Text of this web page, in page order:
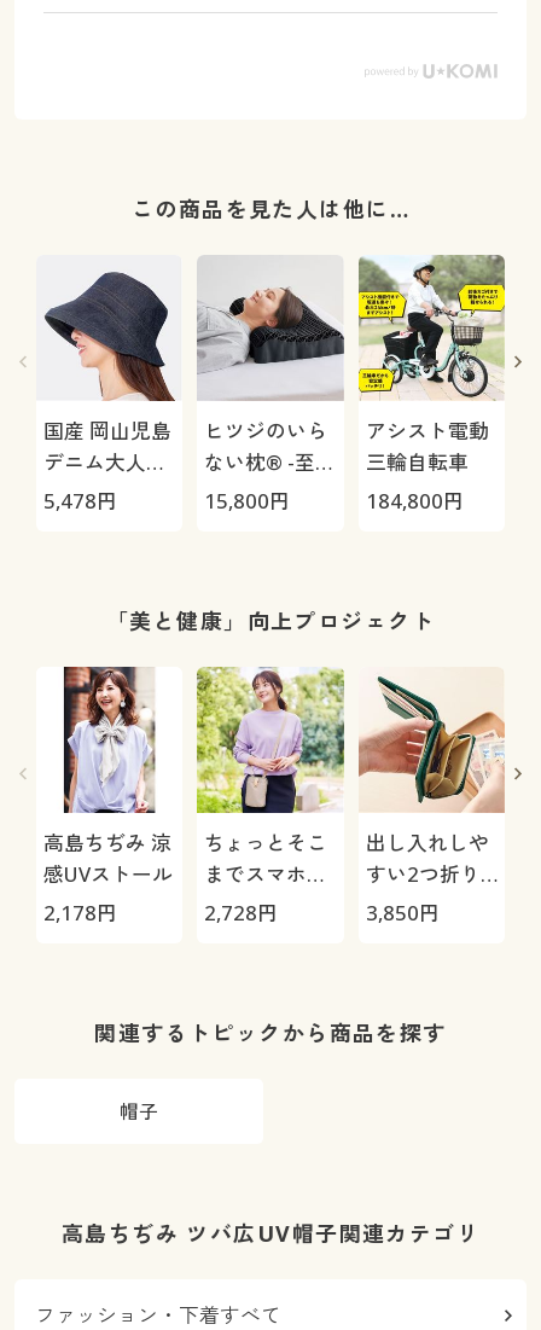
この商品を見た人は他に…
国産 岡山児島
デニム大人の
お出かけ帽子
5,478円
ヒツジのいら
ない枕® -至
極-
15,800円
アシスト電動
三輪自転車
184,800円
「美と健康」向上プロジェクト
高島ちぢみ 涼
感UVストール
2,178円
ちょっとそこ
までスマホポ
シェット
2,728円
出し入れしや
すい2つ折り
財布
3,850円
関連するトピックから商品を探す
帽子
高島ちぢみ ツバ広UV帽子関連カテゴリ
ファッション・下着すべて